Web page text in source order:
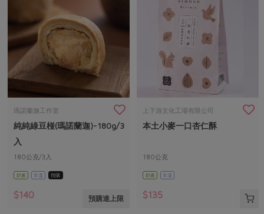
奶蛋豆・五穀
豆製品 米麵雜糧
肉品・水產
水畜加工品
調理食材・點心
調味醬料/南北貨 烘焙
海鮮
常備菜
蔬食
料理方式
烘焙．點心
醬料
湯品．鍋物
防災用品預購圓滿結束
2026年端午節預購圓滿結束
更多預購活動
當季產品
合作25-經典快閃最後一週
合作25-精選產品第四彈
合作25-精選產品第三彈
更多當季產品
主婦食堂 一籃菜真心話
社內大小事 合作聯合國
產品故事 生活提案
樂齡生活 親子食育
廚房瑜伽
關注議題
減硝酸鹽
認識合作社
關於我們
合作社組織
員工與求才
產品檢驗
自主把關
檢驗報告
硝酸鹽檢驗
重要公告
瑪諾蘭迦工作室
純純綠豆椪(瑪諾蘭迦)-180g/3
入
180公克/3入
奶素 常溫 預購
$140 預購達上限
上下游文化工場有限公司
本土小麥一口杏仁酥
180公克
奶素 常溫
$135